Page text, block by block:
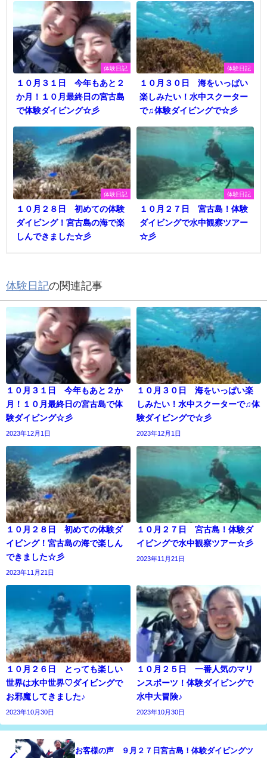
体験日記
１０月３１日 今年もあと２
か月！１０月最終日の宮古島
で体験ダイビング☆彡
体験日記
１０月３０日 海をいっぱい
楽しみたい！水中スクーター
で♫体験ダイビングで☆彡
体験日記
１０月２８日 初めての体験
ダイビング！宮古島の海で楽
しんできました☆彡
体験日記
１０月２７日 宮古島！体験
ダイビングで水中観察ツアー
☆彡
体験日記の関連記事
１０月３１日 今年もあと２か
月！１０月最終日の宮古島で体
験ダイビング☆彡
2023年12月1日
１０月３０日 海をいっぱい楽
しみたい！水中スクーターで♫体
験ダイビングで☆彡
2023年12月1日
１０月２８日 初めての体験ダ
イビング！宮古島の海で楽しん
できました☆彡
2023年11月21日
１０月２７日 宮古島！体験ダ
イビングで水中観察ツアー☆彡
2023年11月21日
１０月２６日 とっても楽しい
世界は水中世界♡ダイビングで
お邪魔してきました♪
2023年10月30日
１０月２５日 一番人気のマリ
ンスポーツ！体験ダイビングで
水中大冒険♪
2023年10月30日
お客様の声 ９月２７日宮古島！体験ダイビングツ